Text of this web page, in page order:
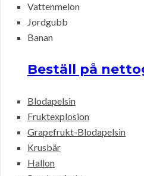
Vattenmelon
Jordgubb
Banan
Beställ på
Blodapelsin
Fruktexplosion
Grapefrukt-Blodapelsin
Krusbär
Hallon